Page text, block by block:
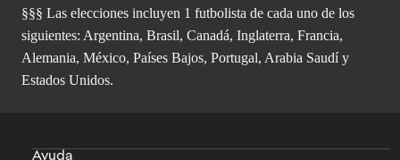
§§§ Las elecciones incluyen 1 futbolista de cada uno de los
siguientes: Argentina, Brasil, Canadá, Inglaterra, Francia,
Alemania, México, Países Bajos, Portugal, Arabia Saudí y
Estados Unidos.
Ayuda